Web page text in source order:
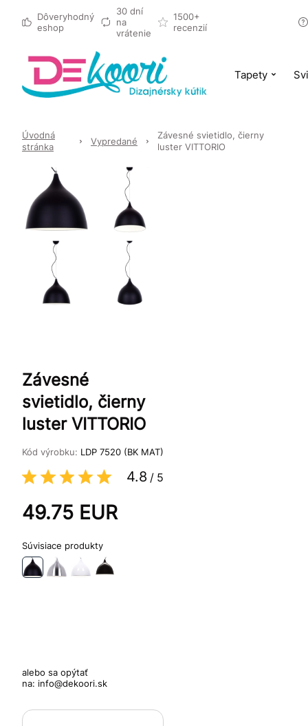
Dôveryhodný
eshop
30 dní
na
vrátenie
1500+
recenzií
Tapety
Úvodná
stránka
Vypredané
Závesné svietidlo, čierny
luster VITTORIO
Závesné
svietidlo, čierny
luster VITTORIO
Kód výrobku: LDP 7520 (BK MAT)
4.8 / 5
49.75 EUR
Súvisiace produkty
alebo sa opýtať
na: info@dekoori.sk